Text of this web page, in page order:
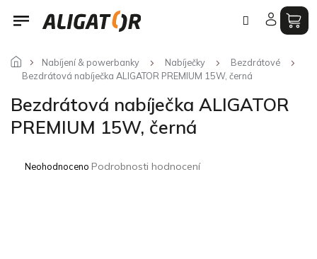
Přejít
Nabíjení & powerbanky Nabíječky
Bezdrátové
Bezdrátová nabíječka ALIGATOR PREMIUM 15W, černá
Bezdrátová nabíječka ALIGATOR
PREMIUM 15W, černá
Průměrné
Neohodnoceno Podrobnosti hodnocení